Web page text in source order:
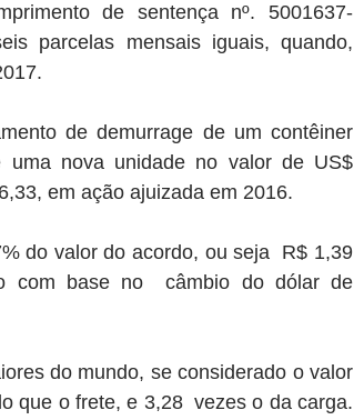
de sentença nº. 5001637-
parcelas mensais iguais, quando,
de demurrage de um contêiner
nova unidade no valor de US$
em ação ajuizada em 2016.
do valor do acordo, ou seja  R$ 1,39
com base no  câmbio do dólar de
do mundo, se considerado o valor
que o frete, e 3,28  vezes o da carga.